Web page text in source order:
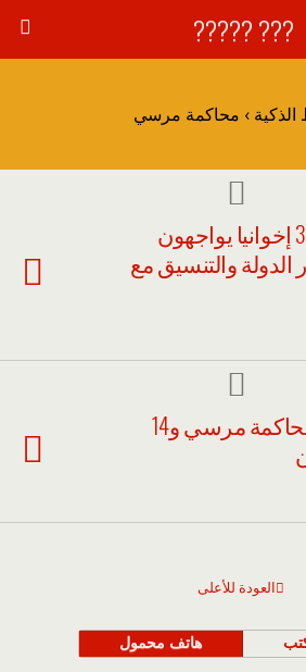
??? ?????
الذكية › محاكمة مرسي
مصر: مرسي و35 إخوانيا يواجهون
والتنسيق مع
مصر: استئناف محاكمة مرسي و14
العودة للأعلى
هاتف محمول